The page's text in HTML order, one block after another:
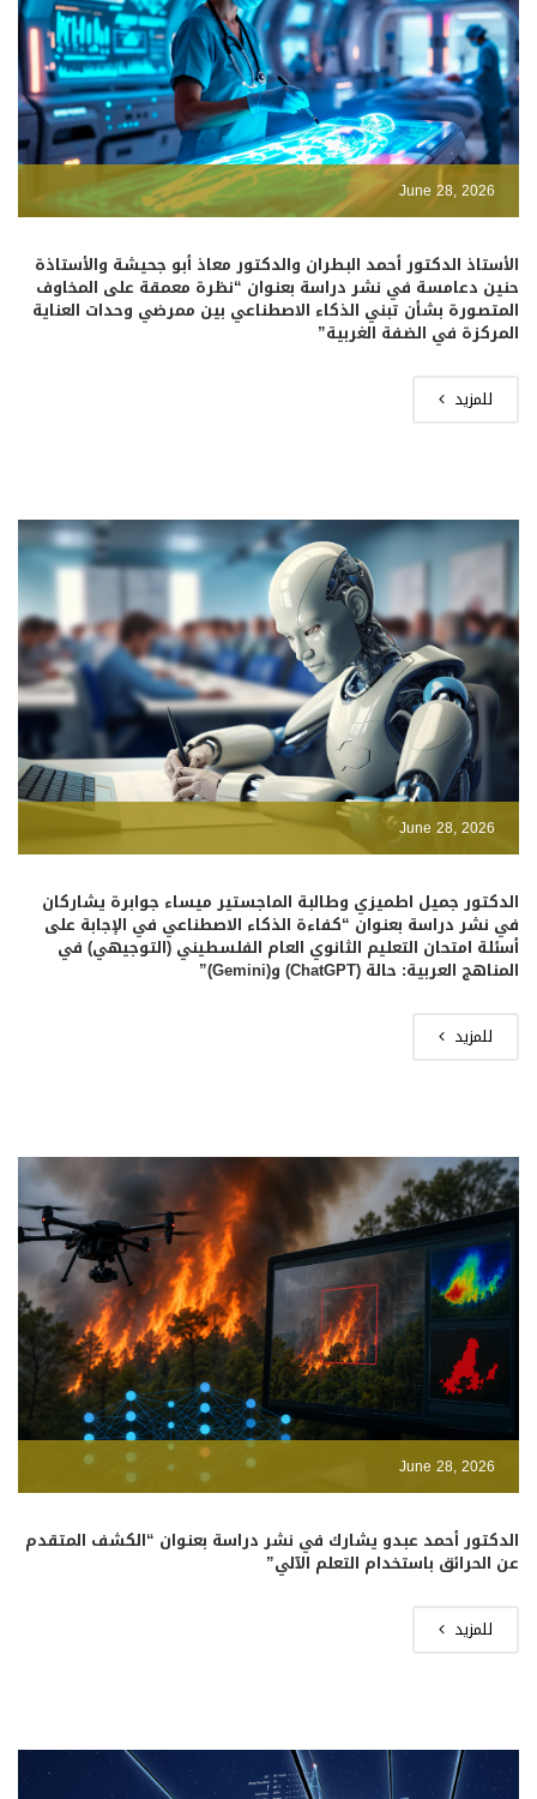
June 28, 2026
الأستاذ الدكتور أحمد البطران والدكتور معاذ أبو جحيشة والأستاذة
حنين دعامسة في نشر دراسة بعنوان “نظرة معمقة على المخاوف
المتصورة بشأن تبني الذكاء الاصطناعي بين ممرضي وحدات العناية
المركزة في الضفة الغربية”
للمزيد
June 28, 2026
الدكتور جميل اطميزي وطالبة الماجستير ميساء جوابرة يشاركان
في نشر دراسة بعنوان “كفاءة الذكاء الاصطناعي في الإجابة على
أسئلة امتحان التعليم الثانوي العام الفلسطيني (التوجيهي) في
المناهج العربية: حالة (ChatGPT) و(Gemini)”
للمزيد
June 28, 2026
الدكتور أحمد عبدو يشارك في نشر دراسة بعنوان “الكشف المتقدم
عن الحرائق باستخدام التعلم الآلي”
للمزيد